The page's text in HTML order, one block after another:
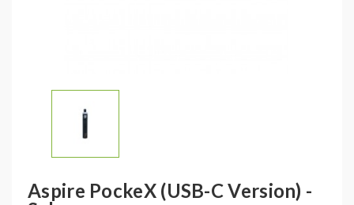
Aspire PockeX (USB-C Version) -